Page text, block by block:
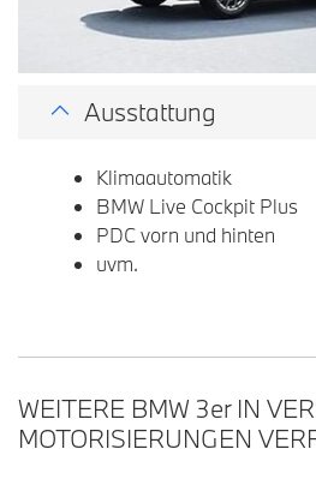
Ausstattung
Klimaautomatik
BMW Live Cockpit Plus
PDC vorn und hinten
uvm.
WEITERE BMW 3erIN
MOTORISIERUNGEN